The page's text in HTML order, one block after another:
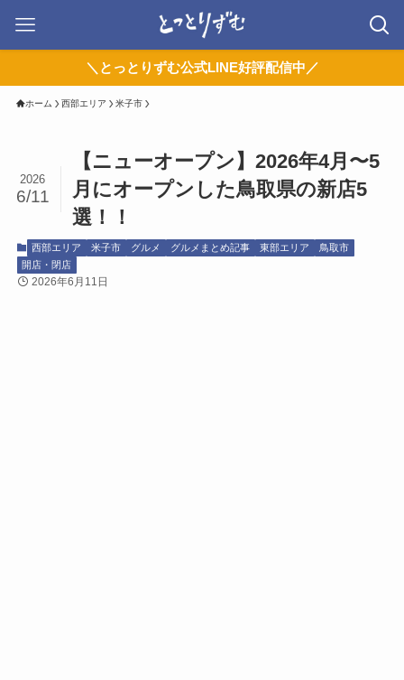
＼とっとりずむ公式LINE好評配信中／
ホーム 西部エリア 米子市
【ニューオープン】2026年4月〜5
月にオープンした鳥取県の新店5
選！！
2026
6/11
西部エリア 米子市 グルメ グルメまとめ記事 東部エリア
鳥取市
開店・閉店
2026年6月11日